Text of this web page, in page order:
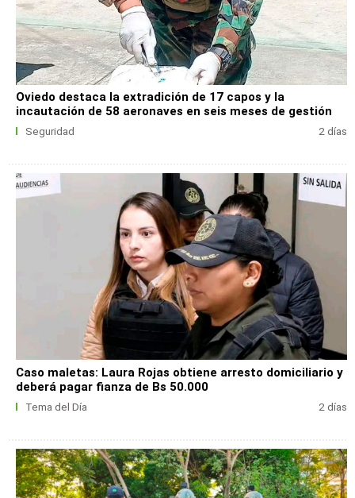
Oviedo destaca la extradición de 17 capos y la
incautación de 58 aeronaves en seis meses de gestión
Seguridad 2 días
Caso maletas: Laura Rojas obtiene arresto domiciliario y
deberá pagar fianza de Bs 50.000
Tema del Día 2 días